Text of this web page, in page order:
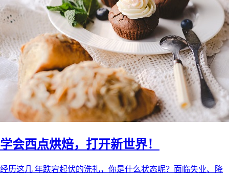
学会西点烘焙，打开新世界！
经历这几 年跌宕起伏的洗礼，你是什么状态呢？面临失业、降